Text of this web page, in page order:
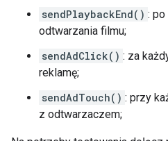
sendPlaybackEnd() :
odtwarzania filmu;
sendAdClick() : za
reklamę;
sendAdTouch() : przy
z odtwarzaczem;